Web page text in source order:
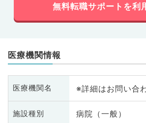
無料転職サポートを利
医療機関情報
医療機関名 ※詳細はお問い合
施設種別 病院（一般）